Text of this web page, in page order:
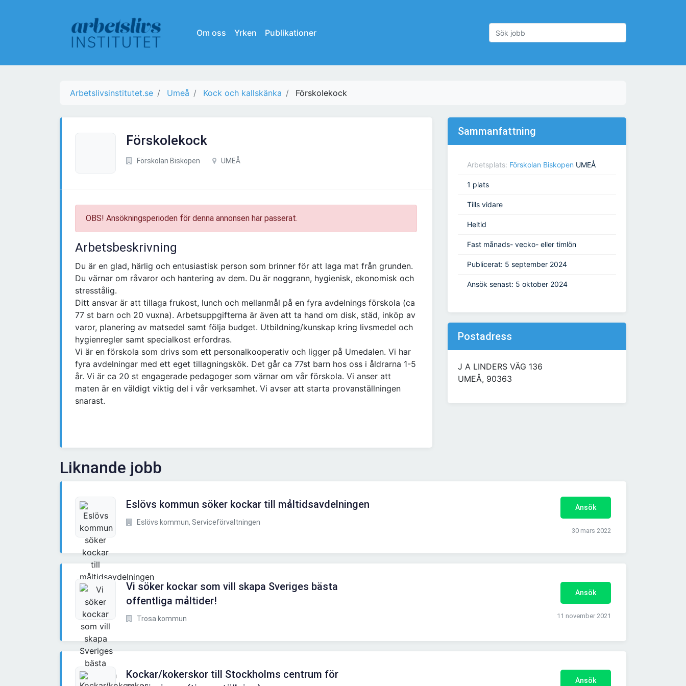
Om oss Yrken Publikationer
Arbetslivsinstitutet.se Umeå Kock och kallskänka Förskolekock
Förskolekock
Förskolan Biskopen UMEÅ
OBS! Ansökningsperioden för denna annonsen har passerat.
Arbetsbeskrivning
Du är en glad, härlig och entusiastisk person som brinner för att laga mat från grunden.
Du värnar om råvaror och hantering av dem. Du är noggrann, hygienisk, ekonomisk och
stresstålig.
Ditt ansvar är att tillaga frukost, lunch och mellanmål på en fyra avdelnings förskola (ca
77 st barn och 20 vuxna). Arbetsuppgifterna är även att ta hand om disk, städ, inköp av
varor, planering av matsedel samt följa budget. Utbildning/kunskap kring livsmedel och
hygienregler samt specialkost erfordras.
Vi är en förskola som drivs som ett personalkooperativ och ligger på Umedalen. Vi har
fyra avdelningar med ett eget tillagningskök. Det går ca 77st barn hos oss i åldrarna 1-5
år. Vi är ca 20 st engagerade pedagoger som värnar om vår förskola. Vi anser att
maten är en väldigt viktig del i vår verksamhet. Vi avser att starta provanställningen
snarast.
Sammanfattning
Arbetsplats: Förskolan Biskopen UMEÅ
1 plats
Tills vidare
Heltid
Fast månads- vecko- eller timlön
Publicerat: 5 september 2024
Ansök senast: 5 oktober 2024
Postadress
J A LINDERS VÄG 136
UMEÅ, 90363
Liknande jobb
Eslövs kommun söker kockar till måltidsavdelningen
Eslövs kommun, Serviceförvaltningen
Ansök
30 mars 2022
Vi söker kockar som vill skapa Sveriges bästa
offentliga måltider!
Trosa kommun
Ansök
11 november 2021
Kockar/kokerskor till Stockholms centrum för
Ansök